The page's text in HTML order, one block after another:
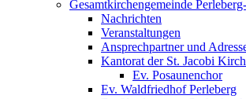
Gesamtkirchengemeinde
Nachrichten
Veranstaltungen
Ansprechpartner und
Kantorat der St. Jacobi
Ev. Posaunenchor
Ev. Waldfriedhof Perleberg